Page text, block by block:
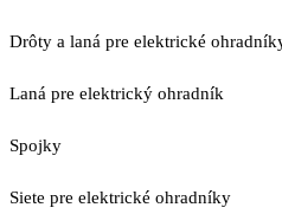
Drôty a laná pre elektrické
Laná pre elektrický ohradník
Spojky
Siete pre elektrické ohradníky